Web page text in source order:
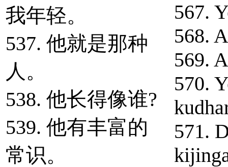
我年轻。
537. 他就是那种
人。
538. 他长得像谁?
539. 他有丰富的
常识。
567.
568.
569.
570.
571.